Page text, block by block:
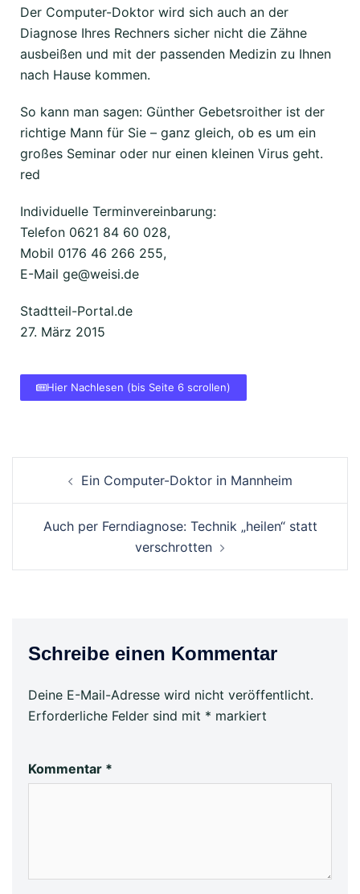
Der Computer-Doktor wird sich auch an der
Diagnose Ihres Rechners sicher nicht die Zähne
ausbeißen und mit der passenden Medizin zu Ihnen
nach Hause kommen.
So kann man sagen: Günther Gebetsroither ist der
richtige Mann für Sie – ganz gleich, ob es um ein
großes Seminar oder nur einen kleinen Virus geht.
red
Individuelle Terminvereinbarung:
Telefon 0621 84 60 028,
Mobil 0176 46 266 255,
E-Mail ge@weisi.de
Stadtteil-Portal.de
27. März 2015
Hier Nachlesen (bis Seite 6 scrollen)
Ein Computer-Doktor in Mannheim
Auch per Ferndiagnose: Technik „heilen“ statt
verschrotten
Schreibe einen Kommentar
Deine E-Mail-Adresse wird nicht veröffentlicht.
Erforderliche Felder sind mit * markiert
Kommentar *